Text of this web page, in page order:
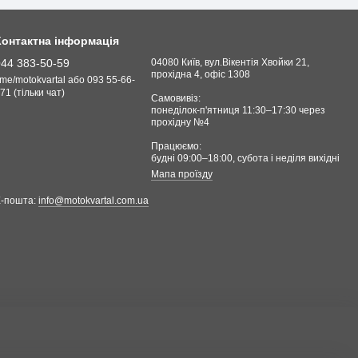
інформація
383-50-59
motokvartal або 093 55-66-
(тільки чат)
04080 Київ, вул.Вікентія Хвойки 21,
прохідна 4, офіс 1308
Самовивіз:
понеділок-п'ятниця 11:30–17:30 через
прохідну №4
Працюємо:
будні 09:00–18:00, cубота і неділя вихідні
Мапа проїзду
пошта:info@motokvartal.com.ua